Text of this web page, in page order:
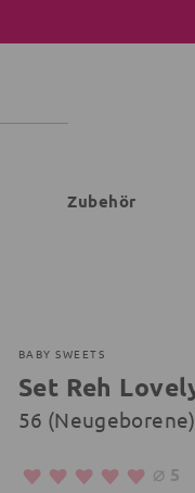
Zubehör
BABY SWEETS
Set Reh
56 (Neugeborene)
⌀ 5